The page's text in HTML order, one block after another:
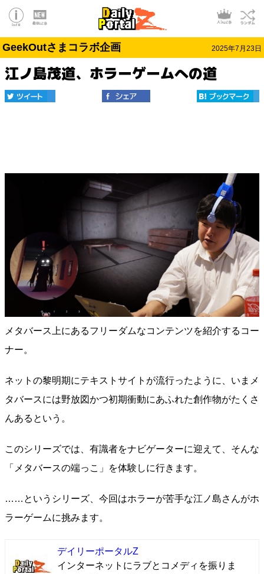
GeekOutさまコラボ企画 2025年7月23日
江ノ島茂道、ホラーゲームへの道
メタバース上にあるフリーダムなコンテンツを紹介するコー
ナー。
ネットの黎明期にテキストサイトが流行ったように、いまメ
タバースには野放図かつ初期衝動にあふれた創作物がたくさ
んあるという。
このシリーズでは、有識者をナビゲーターに迎えて、そんな
「メタバースの端っこ」を体験しに行きます。
……というシリーズ、今回はホラーが苦手な江ノ島さんがホ
ラーゲームに挑みます。
デイリーポータルZ
インターネットにラブとコメディを振りま